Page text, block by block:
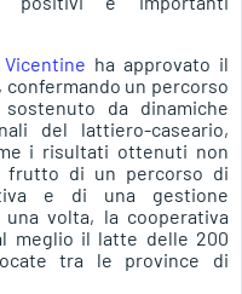
ha approvato il
confermando un percorso
da dinamiche
del lattiero-caseario,
i risultati ottenuti non
frutto di un percorso di
e di una gestione
volta, la cooperativa
meglio il latte delle 200
tra le province di